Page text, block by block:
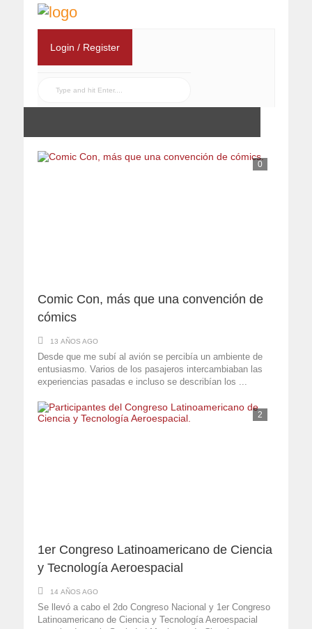
Login / Register
0
Comic Con, más que una convención de
cómics
13 AÑOS AGO
Desde que me subí al avión se percibía un ambiente de
entusiasmo. Varios de los pasajeros intercambiaban las
experiencias pasadas e incluso se describían los ...
2
1er Congreso Latinoamericano de Ciencia
y Tecnología Aeroespacial
14 AÑOS AGO
Se llevó a cabo el 2do Congreso Nacional y 1er Congreso
Latinoamericano de Ciencia y Tecnología Aeroespacial